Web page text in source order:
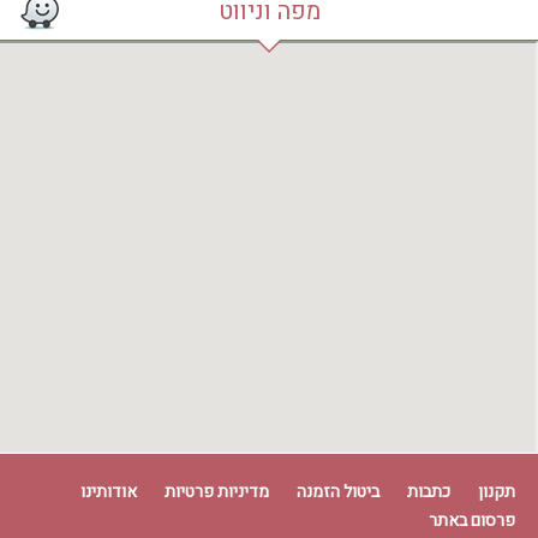
מפה וניווט
תקנון כתבות ביטול הזמנה מדיניות פרטיות
אודותינו
פרסום באתר